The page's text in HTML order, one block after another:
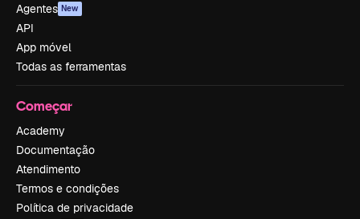
Agentes New
API
App móvel
Todas as ferramentas
Começar
Academy
Documentação
Atendimento
Termos e condições
Política de privacidade